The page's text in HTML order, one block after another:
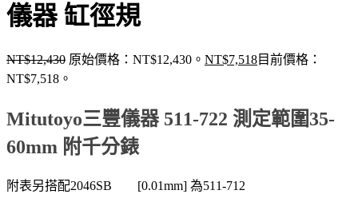
儀器 缸徑規
NT$12,430 原始價格：NT$12,430。 NT$7,518目前價格：
NT$7,518。
Mitutoyo三豐儀器 511-722 測定範圍35-
60mm 附千分錶
附表另搭配2046SB [0.01mm] 為511-712